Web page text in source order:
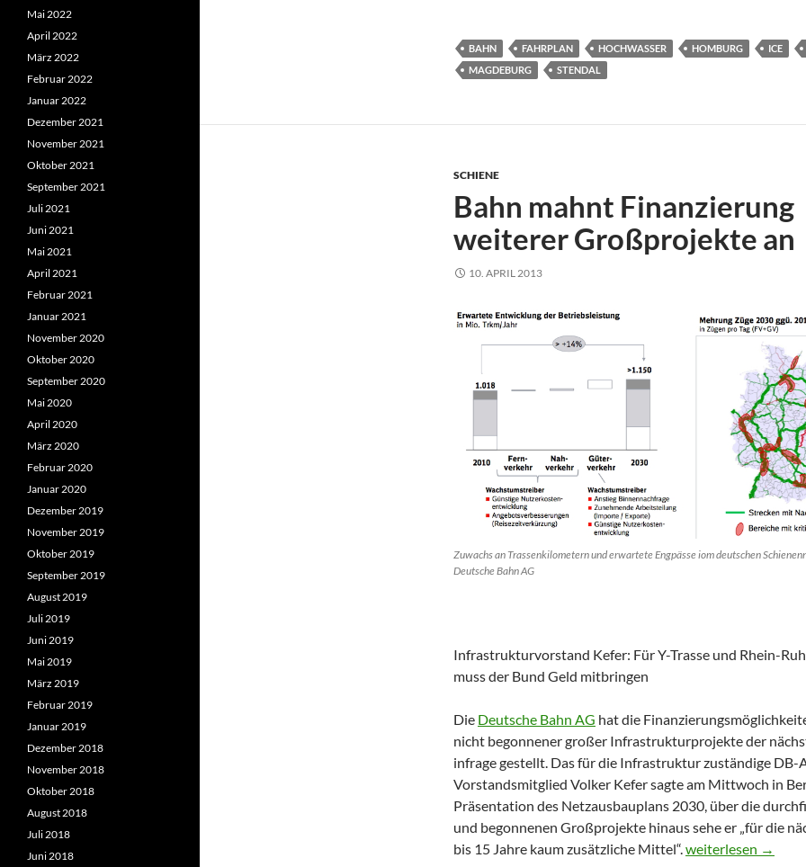
BAHN FAHRPLAN HOCHWASSER HOMBURG ICE
MAGDEBURG
STENDAL
SCHIENE
Bahn mahnt Finanzierung
weiterer Großprojekte an
10. APRIL 2013
Zuwachs an Trassenkilometern und erwartete Engpässe iom deutschen
Deutsche Bahn AG
Infrastrukturvorstand Kefer: Für Y-Trasse und Rhein-
muss der Bund Geld mitbringen
Die Deutsche Bahn AG hat die
nicht begonnener großer Infrastrukturprojekte der
infrage gestellt. Das für die Infrastruktur zuständige DB-
Vorstandsmitglied Volker Kefer sagte am Mittwoch in
Präsentation des Netzausbauplans 2030, über die
und begonnenen Großprojekte hinaus sehe er „für die
bis 15 Jahre kaum zusätzliche Mittel“.Bahn mahnt
weiterlesen →
Mai 2022
April 2022
März 2022
Februar 2022
Januar 2022
Dezember 2021
November 2021
Oktober 2021
September 2021
Juli 2021
Juni 2021
Mai 2021
April 2021
Februar 2021
Januar 2021
November 2020
Oktober 2020
September 2020
Mai 2020
April 2020
März 2020
Februar 2020
Januar 2020
Dezember 2019
November 2019
Oktober 2019
September 2019
August 2019
Juli 2019
Juni 2019
Mai 2019
März 2019
Februar 2019
Januar 2019
Dezember 2018
November 2018
Oktober 2018
August 2018
Juli 2018
Juni 2018